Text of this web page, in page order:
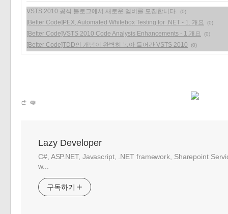
VSTS 2010 공식 블로그에서 새로운 멤버를 모집합니다. (0)
[Better Code]PEX, Automated Whitebox Testing for .NET - 1. 개요 (0)
[Better Code]VSTS 2010 Code Analysis Enhancements - 1.개요 (0)
[Better Code]TDD의 개념이 완벽히 녹아 들어간 VSTS 2010 (0)
Lazy Developer
C#, ASP.NET, Javascript, .NET framework, Sharepoint
w...
구독하기